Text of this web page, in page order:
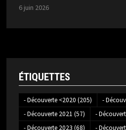
6 juin 2026
ÉTIQUETTES
- Découverte <2020 (205) -
- Découverte 2021 (57) -
- Découverte 2023 (68) -